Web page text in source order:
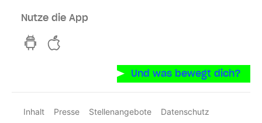
Nutze die App
hvv switch App auf GooglePlay
Und was bewegt dich?
Inhalt Presse Stellenangebote
Datenschutz